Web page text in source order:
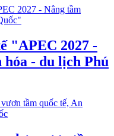
"APEC 2027 -
- du lịch Phú